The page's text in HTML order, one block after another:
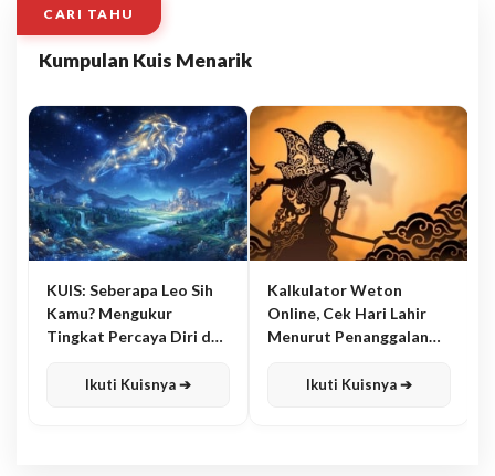
CARI TAHU
Kumpulan Kuis Menarik
KUIS: Seberapa Leo Sih
Kamu? Mengukur
Tingkat Percaya Diri dan
Ikuti Kuisnya ➔
Kalkulator Weton
Online, Cek Hari Lahir
Menurut Penanggalan
Ikuti Kuisnya ➔